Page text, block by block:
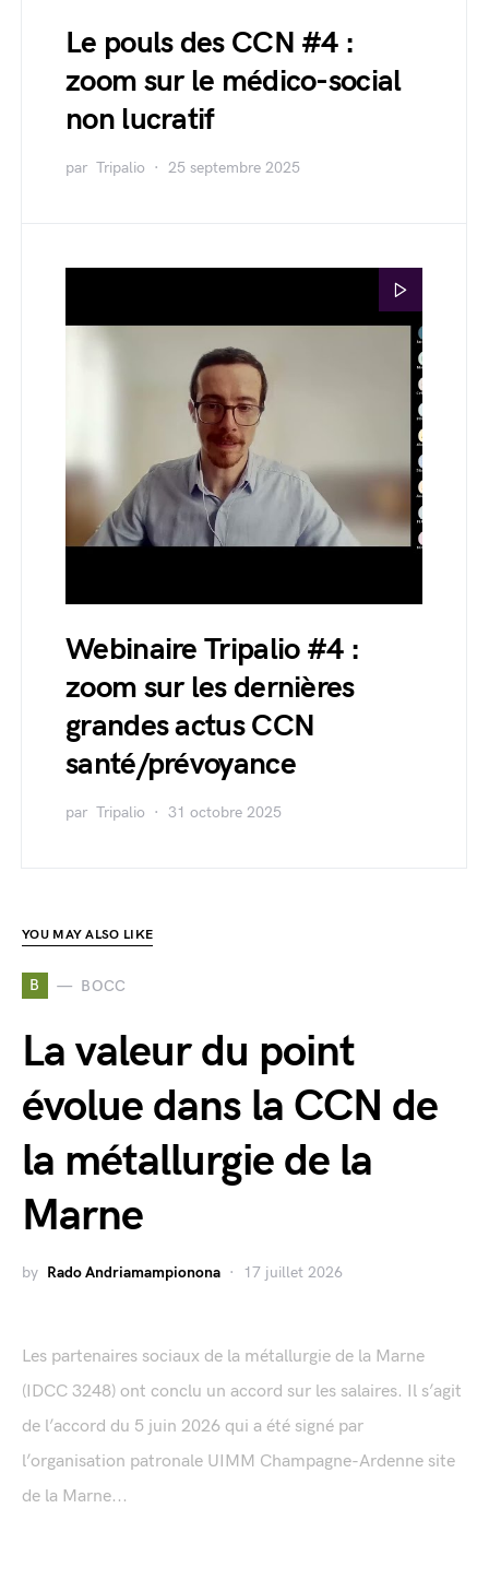
Le pouls des CCN #4 :
zoom sur le médico-social
non lucratif
par Tripalio 25 septembre 2025
Webinaire Tripalio #4 :
zoom sur les dernières
grandes actus CCN
santé/prévoyance
par Tripalio 31 octobre 2025
YOU MAY ALSO LIKE
B BOCC
La valeur du point
évolue dans la CCN de
la métallurgie de la
Marne
by Rado Andriamampionona 17 juillet 2026
Les partenaires sociaux de la métallurgie de la Marne
(IDCC 3248) ont conclu un accord sur les salaires. Il s’agit
de l’accord du 5 juin 2026 qui a été signé par
l’organisation patronale UIMM Champagne-Ardenne site
de la Marne...